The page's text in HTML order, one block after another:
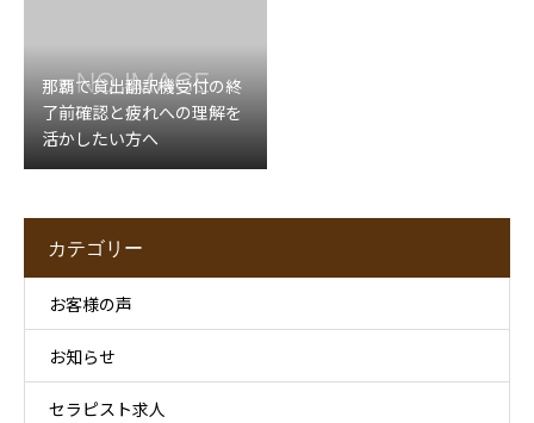
那覇で貸出翻訳機受付の終
了前確認と疲れへの理解を
活かしたい方へ
カテゴリー
お客様の声
お知らせ
セラピスト求人